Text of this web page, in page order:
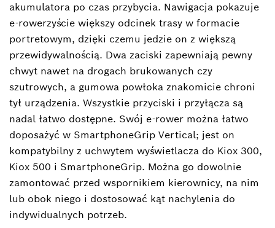
akumulatora po czas przybycia. Nawigacja pokazuje
e-rowerzyście większy odcinek trasy w formacie
portretowym, dzięki czemu jedzie on z większą
przewidywalnością. Dwa zaciski zapewniają pewny
chwyt nawet na drogach brukowanych czy
szutrowych, a gumowa powłoka znakomicie chroni
tył urządzenia. Wszystkie przyciski i przyłącza są
nadal łatwo dostępne. Swój e-rower można łatwo
doposażyć w SmartphoneGrip Vertical; jest on
kompatybilny z uchwytem wyświetlacza do Kiox 300,
Kiox 500 i SmartphoneGrip. Można go dowolnie
zamontować przed wspornikiem kierownicy, na nim
lub obok niego i dostosować kąt nachylenia do
indywidualnych potrzeb.